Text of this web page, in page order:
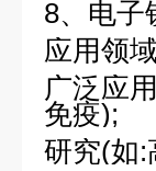
8、电子
应用领域
广泛应
免疫);
研究(如: